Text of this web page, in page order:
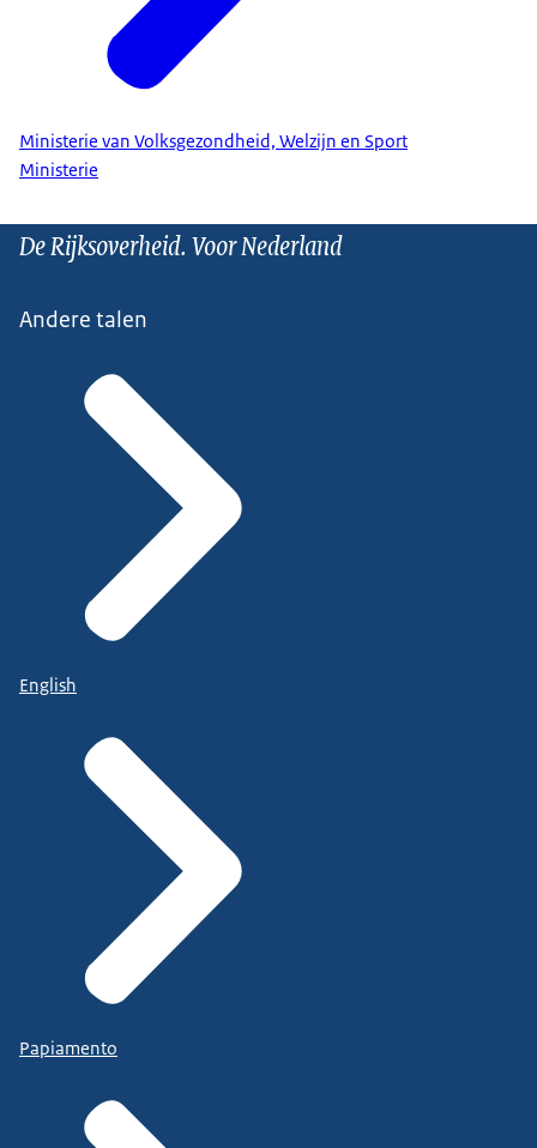
Ministerie van Volksgezondheid, Welzijn en Sport
Ministerie
De Rijksoverheid. Voor Nederland
Andere talen
English
Papiamento